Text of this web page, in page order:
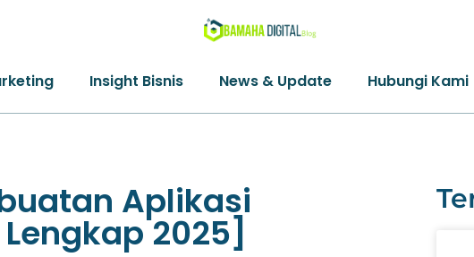
Insight Bisnis News & Update Hubungi Kami
Aplikasi
2025]